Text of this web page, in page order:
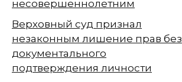
несовершеннолетним
Верховный суд признал
незаконным лишение прав без
документального
подтверждения личности